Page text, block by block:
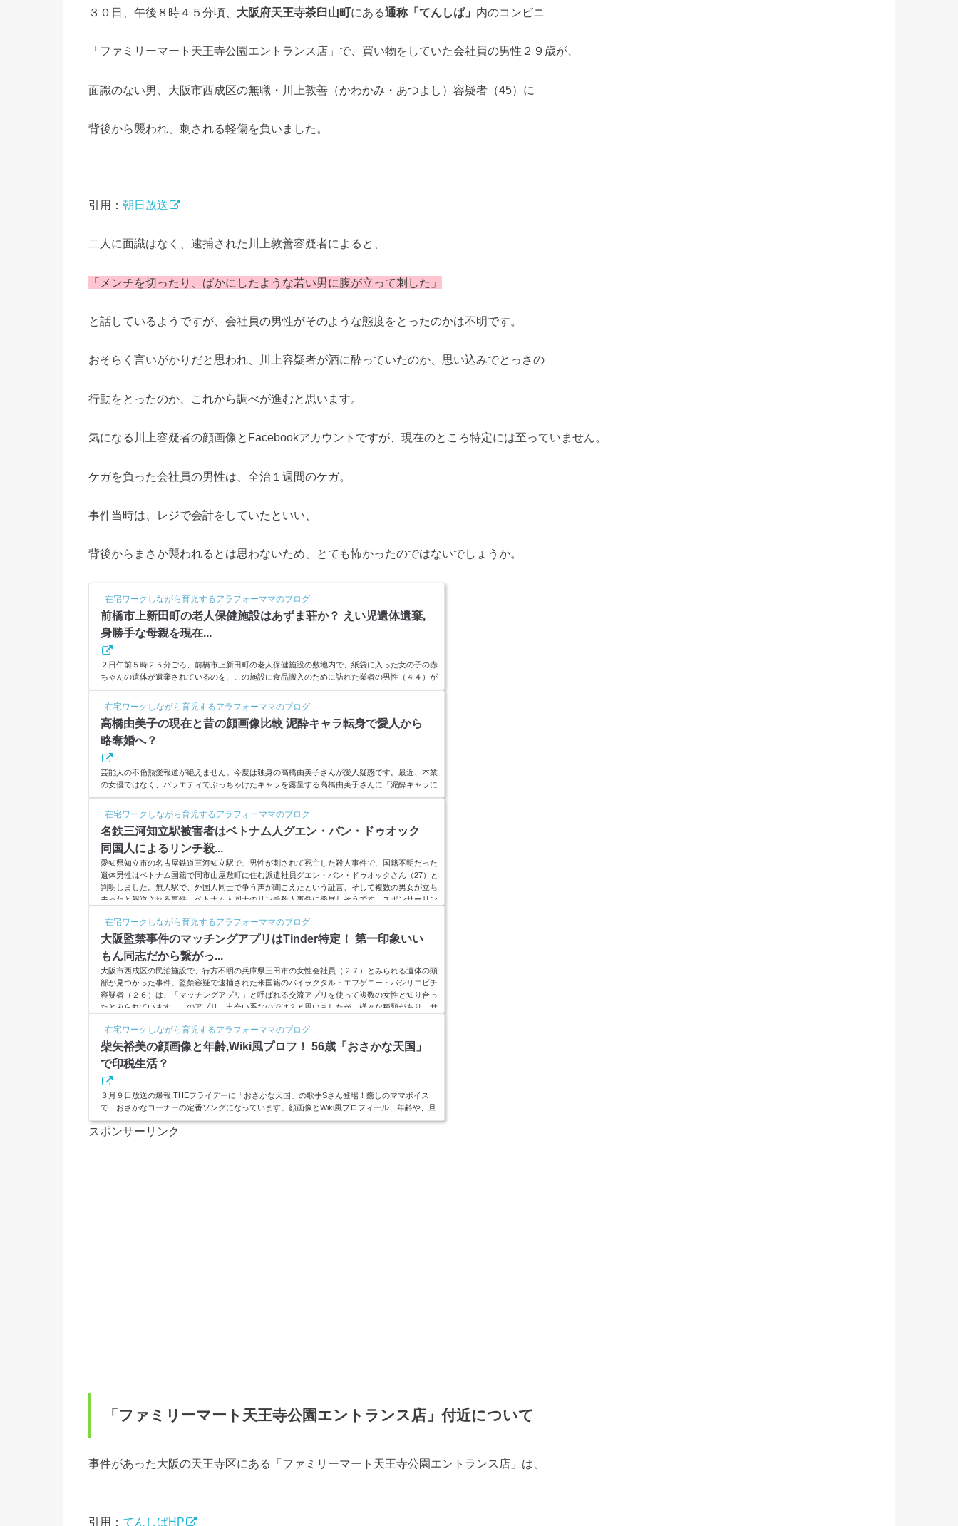
３０日、午後８時４５分頃、 大阪府天王寺茶臼山町にある通称「てんしば」 内のコンビニ
「ファミリーマート天王寺公園エントランス店」で、買い物をしていた会社員の男性２９歳が、
面識のない男、大阪市西成区の無職・川上敦善（かわかみ・あつよし）容疑者（45）に
背後から襲われ、刺される軽傷を負いました。
引用： 朝日放送
二人に面識はなく、逮捕された川上敦善容疑者によると、
「メンチを切ったり、ばかにしたような若い男に腹が立って刺した」
と話しているようですが、会社員の男性がそのような態度をとったのかは不明です。
おそらく言いがかりだと思われ、川上容疑者が酒に酔っていたのか、思い込みでとっさの
行動をとったのか、これから調べが進むと思います。
気になる川上容疑者の顔画像とFacebookアカウントですが、現在のところ特定には至っていません。
ケガを負った会社員の男性は、全治１週間のケガ。
事件当時は、レジで会計をしていたといい、
背後からまさか襲われるとは思わないため、とても怖かったのではないでしょうか。
在宅ワークしながら育児するアラフォーママのブログ
前橋市上新田町の老人保健施設はあずま荘か？ えい児遺体遺棄,
身勝手な母親を現在...
２日午前５時２５分ごろ、前橋市上新田町の老人保健施設の敷地内で、紙袋に入った女の子の赤
ちゃんの遺体が遺棄されているのを、この施設に食品搬入のために訪れた業者の男性（４４）が
発見。施設の職員が群馬県警に通報しました。産んですぐのえい児だったとみられ、母親の状況
が気になります。スポンサーリンク(adsbygoogle = window.adsbygoogle || ).push({});前橋市上新
田町の老人保健施設はあずま荘か？前橋署によると、赤ちゃんの遺体は３０センチ×５０センチ
の手提げ型の紙袋に入れられ、業者の搬入口付近に置かれていた。生後...
在宅ワークしながら育児するアラフォーママのブログ
高橋由美子の現在と昔の顔画像比較 泥酔キャラ転身で愛人から
略奪婚へ？
芸能人の不倫熱愛報道が絶えません。今度は独身の高橋由美子さんが愛人疑惑です。最近、本業
の女優ではなく、バラエティでぶっちゃけたキャラを露呈する高橋由美子さんに「泥酔キャラに
転身？」と驚いていましたが、泥酔せざるを得ない道ならぬ恋をしているようです。ファザコン
だと過去に言っていたかつての清純アイドルも現在４４歳。現在と昔の顔画像を比較すると、キ
ャラを見事に変えていく高橋さんが伺えます。愛人高橋由美子は、略奪婚へと進むのか？徹底調
査です。スポンサーリンク(adsbygoogle = window.adsbygoogle || ).push...
在宅ワークしながら育児するアラフォーママのブログ
名鉄三河知立駅被害者はベトナム人グエン・バン・ドゥオック
同国人によるリンチ殺...
愛知県知立市の名古屋鉄道三河知立駅で、男性が刺されて死亡した殺人事件で、国籍不明だった
遺体男性はベトナム国籍で同市山屋敷町に住む派遣社員グエン・バン・ドゥオックさん（27）と
判明しました。無人駅で、外国人同士で争う声が聞こえたという証言、そして複数の男女が立ち
去ったと報道される事件、ベトナム人同士のリンチ殺人事件に発展しそうです。スポンサーリン
バン・ドゥオック引用：CBCテレビ引用：CBCテレビ引用：Wikipedia当...
在宅ワークしながら育児するアラフォーママのブログ
大阪監禁事件のマッチングアプリはTinder特定！ 第一印象いい
もん同志だから繋がっ...
大阪市西成区の民泊施設で、行方不明の兵庫県三田市の女性会社員（２７）とみられる遺体の頭
部が見つかった事件。監禁容疑で逮捕された米国籍のバイラクタル・エフゲニー・バシリエビチ
容疑者（２６）は、「マッチングアプリ」と呼ばれる交流アプリを使って複数の女性と知り合っ
たとみられています。このアプリ、出会い系なのでは？と思いましたが、様々な種類があり、サ
本にきた可能性も深まりました。スポンサーリンク(adsbygoogle = window...
在宅ワークしながら育児するアラフォーママのブログ
柴矢裕美の顔画像と年齢,Wiki風プロフ！ 56歳「おさかな天国」
で印税生活？
３月９日放送の爆報!THEフライデーに「おさかな天国」の歌手Sさん登場！癒しのママボイス
で、おさかなコーナーの定番ソングになっています。顔画像とWiki風プロフィール、年齢や、旦
那、子供、現在の様子、「おさかな天国」印税について調べてみました。スポンサーリンク(ads
bygoogle = window.adsbygoogle || ).push({});柴矢裕美の顔画像とWiki風プロフ！ 年齢と現在は？
スポンサーリンク
「ファミリーマート天王寺公園エントランス店」付近について
事件があった大阪の天王寺区にある「ファミリーマート天王寺公園エントランス店」は、
引用： てんしばHP